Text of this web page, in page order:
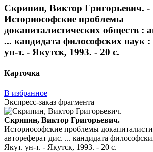
Скрипин, Виктор Григорьевич. -
Историософские проблемы
докапиталистических обществ :
... кандидата философских наук :
ун-т. - Якутск, 1993. - 20 с.
Карточка
В избранное
Экспресс-заказ фрагмента
Скрипин, Виктор Григорьевич.
Историософские проблемы
автореферат дис. ... кандидата
Якут. ун-т. - Якутск, 1993. - 20 с.